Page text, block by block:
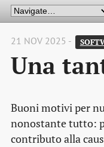
21 NOV 2025 -
Una
Buoni motivi per
nonostante tutto:
contributo alla